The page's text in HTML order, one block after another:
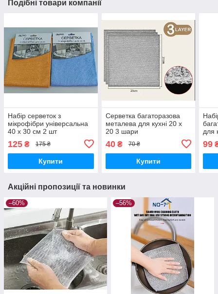
Подібні товари компанії
Набір серветок з
мікрофібри універсальна
40 х 30 см 2 шт
125 ₴ 175 ₴
Купити
Серветка багаторазова
металева для кухні 20 х
20 3 шари
40₴ 70 ₴
Купити
для
99
Акційні пропозиції та новинки
–60% –56%